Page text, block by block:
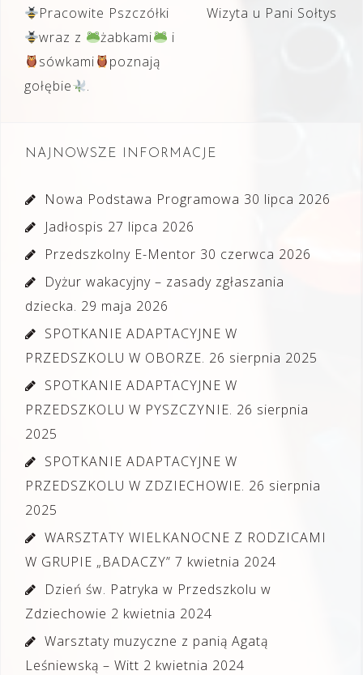
Nawigacja
wpisu
Pracowite Pszczółki
wraz z
żabkami
i
sówkami
poznają
gołębie
.
Wizyta u Pani Sołtys
NAJNOWSZE INFORMACJE
Nowa Podstawa Programowa 30 lipca 2026
Jadłospis 27 lipca 2026
Przedszkolny E-Mentor 30 czerwca 2026
Dyżur wakacyjny – zasady zgłaszania
dziecka. 29 maja 2026
SPOTKANIE ADAPTACYJNE W
PRZEDSZKOLU W OBORZE. 26 sierpnia 2025
SPOTKANIE ADAPTACYJNE W
PRZEDSZKOLU W PYSZCZYNIE. 26 sierpnia
2025
SPOTKANIE ADAPTACYJNE W
PRZEDSZKOLU W ZDZIECHOWIE. 26 sierpnia
2025
WARSZTATY WIELKANOCNE Z RODZICAMI
W GRUPIE „BADACZY” 7 kwietnia 2024
Dzień św. Patryka w Przedszkolu w
Zdziechowie 2 kwietnia 2024
Warsztaty muzyczne z panią Agatą
Leśniewską – Witt 2 kwietnia 2024